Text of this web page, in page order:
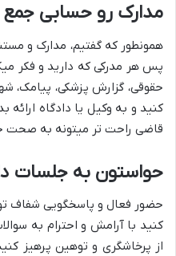
مدارک رو حسابی جمع
همونطور که گفتیم، مدارک و
پس هر مدرکی که دارید و فکر
حقوقی، گزارش پزشکی، پیامک،
کنید و به وکیل یا دادگاه ارائه
قاضی راحت تر میتونه به صحت
حواستون به جلسات
حضور فعال و پاسخگویی شفاف
کنید با آرامش و احترام به
از پرخاشگری و توهین پرهیز